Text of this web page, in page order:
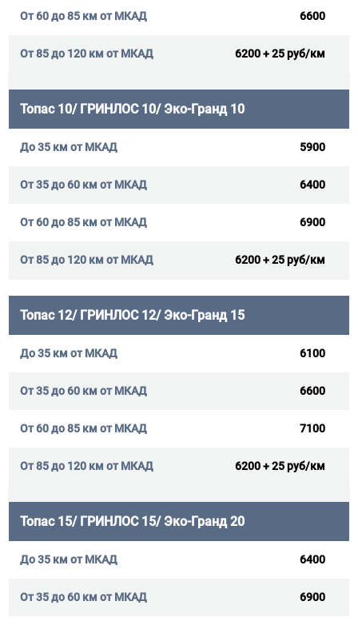
6600
6200 + 25 руб/км
Топас 10/ ГРИНЛОС 10/ Эко-Гранд 10
5900
6400
6900
6200 + 25 руб/км
Топас 12/ ГРИНЛОС 12/ Эко-Гранд 15
6100
6600
7100
6200 + 25 руб/км
Топас 15/ ГРИНЛОС 15/ Эко-Гранд 20
6400
6900